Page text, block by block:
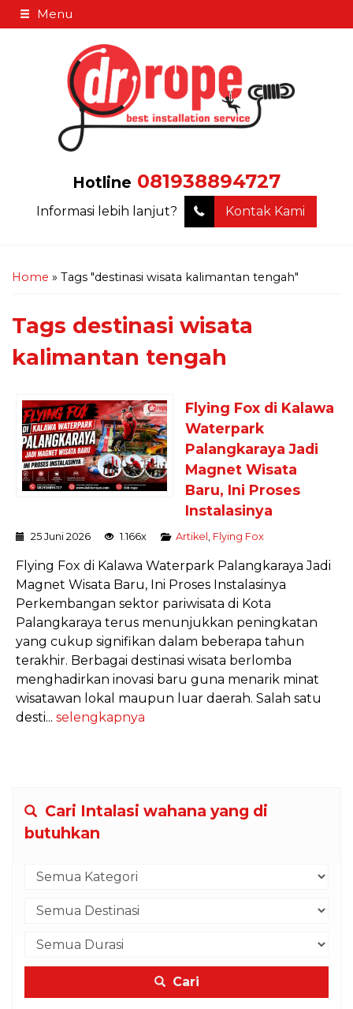
Menu
Hotline 081938894727
Informasi lebih lanjut? Kontak Kami
Home » Tags "destinasi wisata kalimantan tengah"
Tags destinasi wisata
kalimantan tengah
Flying Fox di Kalawa
Waterpark
Palangkaraya Jadi
Magnet Wisata
Baru, Ini Proses
Instalasinya
25 Juni 2026 1.166x Artikel Flying Fox
Flying Fox di Kalawa Waterpark Palangkaraya Jadi
Magnet Wisata Baru, Ini Proses Instalasinya
Perkembangan sektor pariwisata di Kota
Palangkaraya terus menunjukkan peningkatan
yang cukup signifikan dalam beberapa tahun
terakhir. Berbagai destinasi wisata berlomba
menghadirkan inovasi baru guna menarik minat
wisatawan lokal maupun luar daerah. Salah satu
desti... selengkapnya
Cari Intalasi wahana yang di
butuhkan
Cari